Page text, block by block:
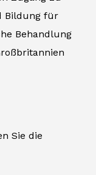
Bildung für
Behandlung
Sie die